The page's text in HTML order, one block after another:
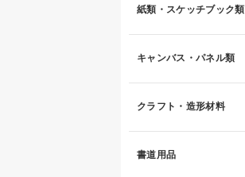
紙類・スケッチブック類
キャンバス・パネル類
クラフト・造形材料
書道用品